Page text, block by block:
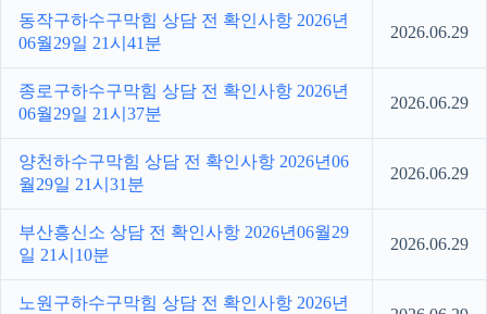
동작구하수구막힘 상담 전 확인사항 2026년
06월29일 21시41분
2026.06.29
종로구하수구막힘 상담 전 확인사항 2026년
06월29일 21시37분
2026.06.29
양천하수구막힘 상담 전 확인사항 2026년06
월29일 21시31분
2026.06.29
부산흥신소 상담 전 확인사항 2026년06월29
일 21시10분
2026.06.29
노원구하수구막힘 상담 전 확인사항 2026년